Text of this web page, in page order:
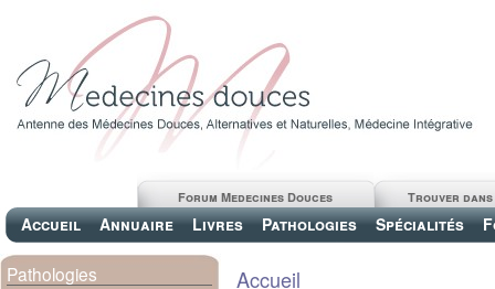
Accueil Annuaire Livres Pathologies Spécialités
Trouver
Forum Medecines Douces
Pathologies Accueil